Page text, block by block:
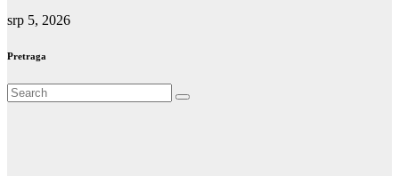
srp 5, 2026
Pretraga